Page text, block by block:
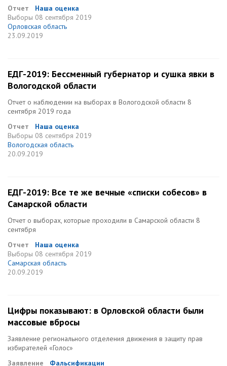
Отчет
Наша оценка
Выборы 08 сентября 2019
Орловская область
23.09.2019
ЕДГ-2019: Бессменный губернатор и сушка явки в
Вологодской области
Отчет о наблюдении на выборах в Вологодской области 8
сентября 2019 года
Отчет
Наша оценка
Выборы 08 сентября 2019
Вологодская область
20.09.2019
ЕДГ-2019: Все те же вечные «списки собесов» в
Самарской области
Отчет о выборах, которые проходили в Самарской области 8
сентября
Отчет
Наша оценка
Выборы 08 сентября 2019
Самарская область
20.09.2019
Цифры показывают: в Орловской области были
массовые вбросы
Заявление регионального отделения движения в защиту прав
избирателей «Голос»
Заявление
Фальсификации